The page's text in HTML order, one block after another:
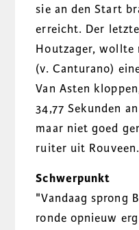
sie an den Start
erreicht. Der
Houtzager, wollte
(v. Canturano)
Van Asten
34,77 Sekunden
maar niet goed
ruiter uit Rouveen.
Schwerpunkt
"Vandaag sprong
ronde opnieuw